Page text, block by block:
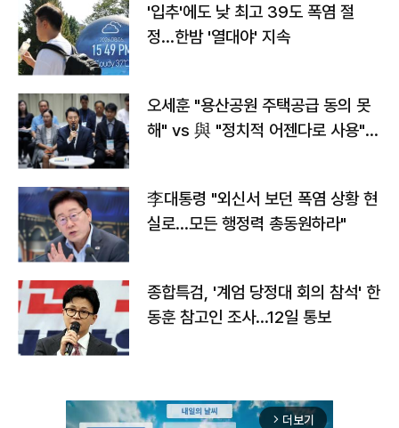
'입추'에도 낮 최고 39도 폭염 절
정…한밤 '열대야' 지속
오세훈 "용산공원 주택공급 동의 못
해" vs 與 "정치적 어젠다로 사용"
李대통령 "외신서 보던 폭염 상황 현
실로…모든 행정력 총동원하라"
종합특검, '계엄 당정대 회의 참석' 한
동훈 참고인 조사...12일 통보
arrow_forward_ios 더보기